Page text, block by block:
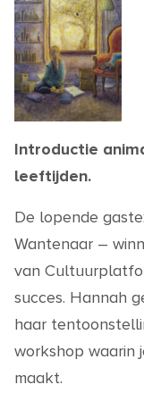
Introductie
leeftijden.
De lopende
Wantenaar –
van
succes. Hannah
haar
workshop waarin
maakt.